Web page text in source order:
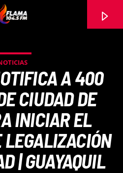
A 400
CIUDAD DE
INICIAR EL
LEGALIZACIÓN
| GUAYAQUIL